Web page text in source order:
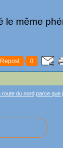
le même
Repost 0
route du nord parce que